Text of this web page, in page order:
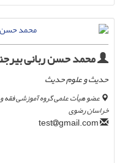
محمد حسن ربانی
حدیث و علوم حدیث
عضو هیأت علمی گروه آموزشی فقه و
خراسان رضوی
gmail.com